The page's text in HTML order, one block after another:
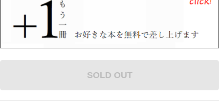
SOLD OUT